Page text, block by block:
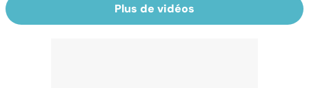
Plus de vidéos